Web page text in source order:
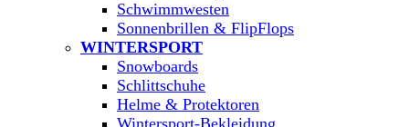
Schwimmwesten
Sonnenbrillen & FlipFlops
WINTERSPORT
Snowboards
Schlittschuhe
Helme & Protektoren